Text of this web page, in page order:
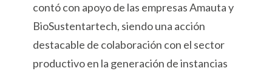
contó con apoyo de las empresas Amauta y
BioSustentartech, siendo una acción
destacable de colaboración con el sector
productivo en la generación de instancias